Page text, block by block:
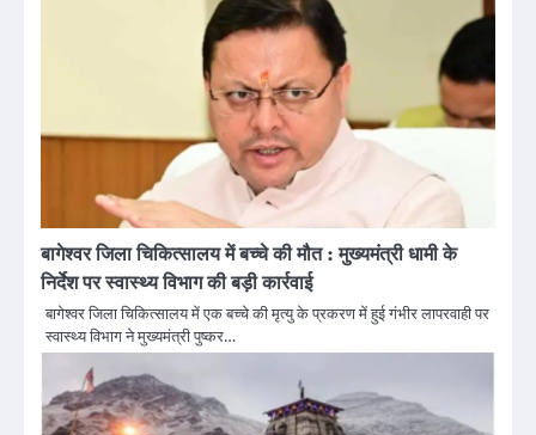
बागेश्वर जिला चिकित्सालय में बच्चे की मौत : मुख्यमंत्री धामी के
निर्देश पर स्वास्थ्य विभाग की बड़ी कार्रवाई
बागेश्वर जिला चिकित्सालय में एक बच्चे की मृत्यु के प्रकरण में हुई गंभीर लापरवाही पर
स्वास्थ्य विभाग ने मुख्यमंत्री पुष्कर…